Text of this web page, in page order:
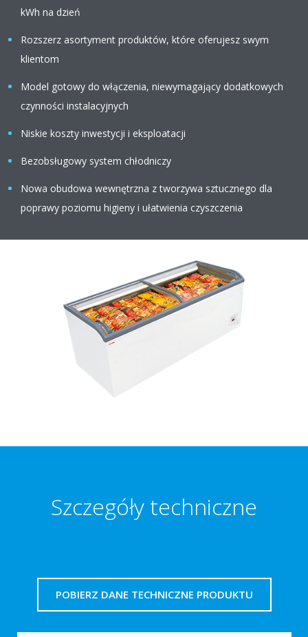
kWh na dzień
Rozszerz asortyment produktów, które oferujesz swym
klientom
Model gotowy do włączenia, niewymagający dodatkowych
czynności instalacyjnych
Niskie koszty inwestycji i eksploatacji
Bezobsługowy system chłodniczy
Nowa obudowa wewnętrzna z tworzywa sztucznego dla
poprawy poziomu higieny i ułatwienia czyszczenia
Szczegóły techniczne
POBIERZ DANE TECHNICZNE PRODUKTU